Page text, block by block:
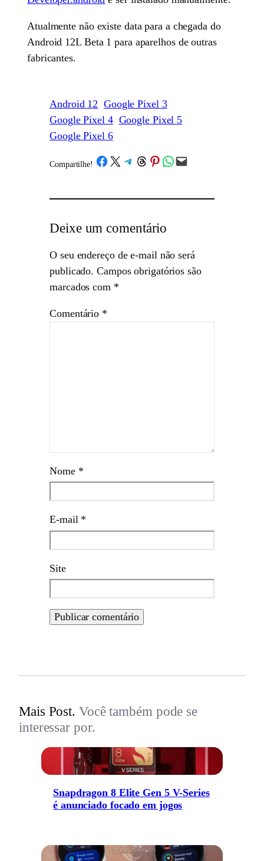
Atualmente não existe data para a chegada do
Android 12L Beta 1 para aparelhos de outras
fabricantes.
Android 12 Google Pixel 3
Google Pixel 4 Google Pixel 5
Google Pixel 6
Compartilhe! /Share on Facebook
Share on X Share on Telegram
Share on Threads
Share on Pinterest
Share on WhatsApp
Email this Page
Deixe um comentário
O seu endereço de e-mail não será
publicado. Campos obrigatórios são
marcados com *
Comentário *
Nome *
E-mail *
Site
Mais Post. Você também pode se
interessar por.
Snapdragon 8 Elite Gen 5 V-Series
é anunciado focado em jogos